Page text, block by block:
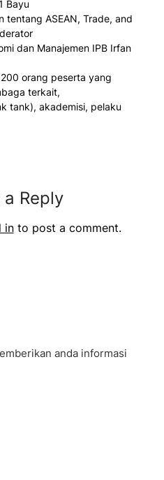
Bayu
tentang ASEAN, Trade, and
dan Manajemen IPB Irfan
orang peserta yang
terkait,
tank), akademisi, pelaku
a Reply
into post a comment.
anda informasi